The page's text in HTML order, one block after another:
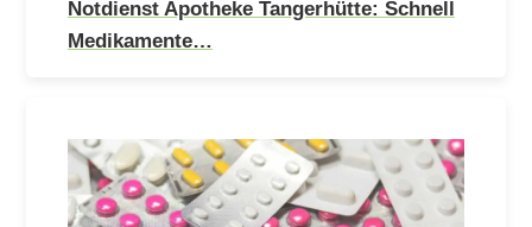
Notdienst Apotheke Tangerhütte: Schnell
Medikamente…